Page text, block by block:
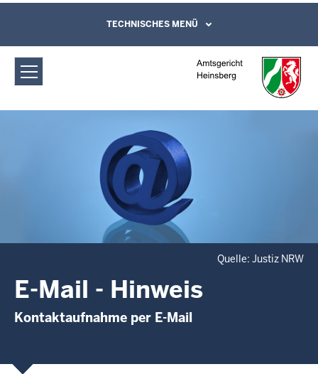
Amtsgericht Heinsberg: E-Mail -
Hinweis
Direkt zum Inhalt
Leichte Sprache, Gebärdensprachenvideo
und Kontaktformular
TECHNISCHES MENÜ
Quelle: Justiz NRW
E-Mail - Hinweis
Kontaktaufnahme per E-Mail